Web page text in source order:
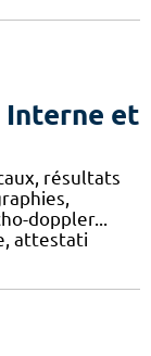
Interne et
résultats
doppler...
attestati